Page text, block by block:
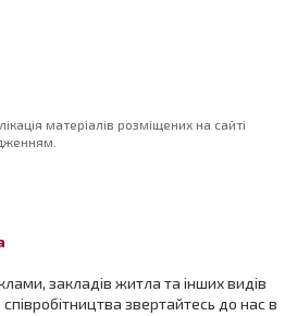
матеріалів розміщених на сайті
закладів житла та інших видів
звертайтесь до нас в